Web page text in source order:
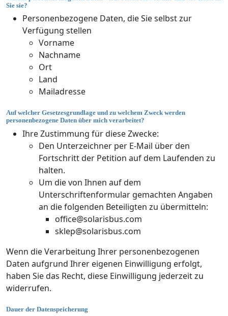
Sie sie?
Personenbezogene Daten, die Sie selbst zur
Verfügung stellen
Vorname
Nachname
Ort
Land
Mailadresse
Auf welcher Gesetzesgrundlage und zu welchem Zweck werden
personenbezogene Daten über mich verarbeitet?
Ihre Zustimmung für diese Zwecke:
Den Unterzeichner per E-Mail über den
Fortschritt der Petition auf dem Laufenden zu
halten.
Um die von Ihnen auf dem
Unterschriftenformular gemachten Angaben
an die folgenden Beteiligten zu übermitteln:
office@solarisbus.com
sklep@solarisbus.com
Wenn die Verarbeitung Ihrer personenbezogenen
Daten aufgrund Ihrer eigenen Einwilligung erfolgt,
haben Sie das Recht, diese Einwilligung jederzeit zu
widerrufen.
Dauer der Datenspeicherung